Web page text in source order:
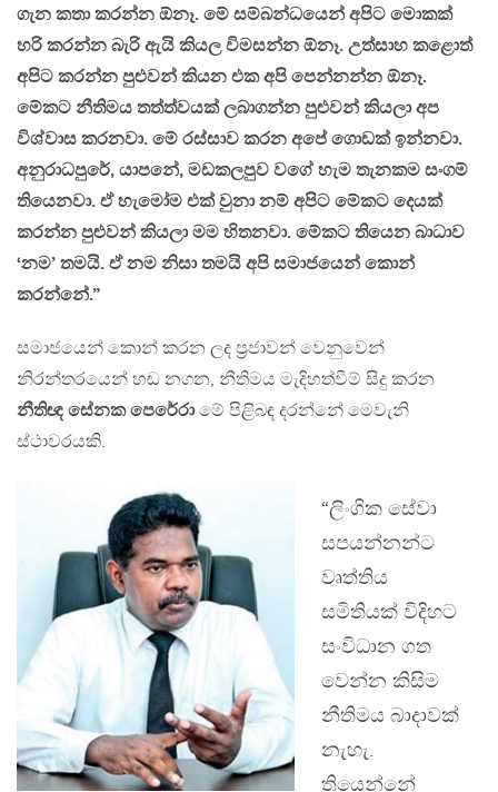
ගැන කතා කරන්න ඕනෑ. මේ සම්බන්ධයෙන් අපිට මොකක්
හරි කරන්න බැරි ඇයි කියල විමසන්න ඕනෑ. උත්සාහ කළොත්
අපිට කරන්න පුළුවන් කියන එක අපි පෙන්නන්න ඕනෑ.
මේකට නීතිමය තත්ත්වයක් ලබාගන්න පුළුවන් කියලා අප
විශ්වාස කරනවා. මේ රස්සාව කරන අපේ ගොඩක් ඉන්නවා.
අනුරාධපුරේ, යාපනේ, මඩකලපුව වගේ හැම තැනකම සංගම්
තියෙනවා. ඒ හැමෝම එක් වුනා නම් අපිට මේකට දෙයක්
කරන්න පුළුවන් කියලා මම හිතනවා. මේකට තියෙන බාධාව
‘නම’ තමයි. ඒ නම නිසා තමයි අපි සමාජයෙන් කොන්
කරන්නේ.”
සමාජයෙන් කොන් කරන ලද ප්‍රජාවන් වෙනුවෙන්
නිරන්තරයෙන් හඬ නගන, නීතිමය මැදිහත්වීම් සිදු කරන
නීතිඥ සේනක පෙරේරාමේ පිළිබඳ දරන්නේ මෙවැනි
ස්ථාවරයකි.
“ලිංගික සේවා
සපයන්නන්ට
වෘත්තිය
සමිතියක් විදිහට
සංවිධාන ගත
වෙන්න කිසිම
නීතිමය බාදාවක්
නැහැ.
තියෙන්නේ